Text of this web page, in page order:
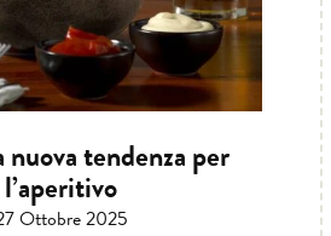
nuova tendenza per
l’aperitivo
Ottobre 2025